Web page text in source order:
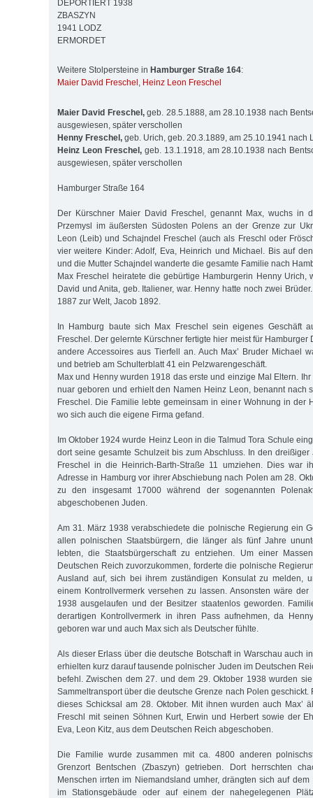
DEPORTIERT 1938
ZBASZYN
1941 LODZ
ERMORDET
Weitere Stolpersteine in Hamburger Straße 164:
Maier David Freschel , Heinz Leon Freschel
Maier David Freschel,geb. 28.5.1888, am 28.10.1938 nach
ausgewiesen, später verschollen
Henny Freschel, geb. Urich, geb. 20.3.1889, am 25.10.1941 nach
Heinz Leon Freschel,geb. 13.1.1918, am 28.10.1938 nach
ausgewiesen, später verschollen
Hamburger Straße 164
Der Kürschner Maier David Freschel, genannt Max, wuchs in
Przemysl im äußersten Südosten Polens an der Grenze zur
Leon (Leib) und Schajndel Freschel (auch als Freschl oder
vier weitere Kinder: Adolf, Eva, Heinrich und Michael. Bis auf
und die Mutter Schajn­del wanderte die gesamte Familie nach
Max Freschel heiratete die gebürtige Hamburgerin Henny Urich,
David und Anita, geb. Italiener, war. Henny hatte noch zwei
1887 zur Welt, Jacob 1892.
In Hamburg baute sich Max Freschel sein eigenes Geschäft
Freschel. Der gelernte Kürschner fertigte hier meist für Hamburger
andere Acces­soires aus Tierfell an. Auch Max’ Bruder Michael
und betrieb am Schulterblatt 41 ein Pelzwarengeschäft.
Max und Henny wurden 1918 das erste und einzige Mal Eltern.
nuar geboren und erhielt den Namen Heinz Leon, benannt nach
Fre­schel. Die Familie lebte gemeinsam in einer Wohnung in der
wo sich auch die eigene Firma gefand.
Im Oktober 1924 wurde Heinz Leon in die Talmud Tora Schule
dort seine gesamte Schulzeit bis zum Abschluss. In den dreißiger
Fre­schel in die Heinrich-Barth-Straße 11 umziehen. Dies war
Adresse in Hamburg vor ihrer Abschiebung nach Polen am 28.
zu den insge­samt 17000 während der sogenannten
abgeschobenen Juden.
Am 31. März 1938 verabschiedete die polnische Regierung ein
allen pol­nischen Staatsbürgern, die länger als fünf Jahre
lebten, die Staats­­bürgerschaft zu entziehen. Um einer
Deutschen Reich zu­vor­zukommen, forderte die polnische
Ausland auf, sich bei ihrem zuständigen Konsulat zu melden,
einem Kontrollvermerk versehen zu lassen. Ansonsten wäre der
1938 ausgelaufen und der Besitzer staa­­tenlos geworden.
derartigen Kontrollvermerk in ihren Pass auf­neh­men, da
geboren war und auch Max sich als Deutscher fühlte.
Als dieser Erlass über die deutsche Botschaft in Warschau auch
er­hiel­ten kurz darauf tausende polnischer Juden im Deutschen
be­fehl. Zwischen dem 27. und dem 29. Oktober 1938 wurden
Sam­meltransport über die deutsche Grenze nach Polen geschickt.
dieses Schicksal am 28. Oktober. Mit ihnen wurden auch Max’
Freschl mit seinen Söhnen Kurt, Erwin und Herbert sowie der
Eva, Leon Kitz, aus dem Deutschen Reich abgeschoben.
Die Familie wurde zusammen mit ca. 4800 anderen
Grenzort Bentschen (Zbaszyn) getrieben. Dort herrschten
Menschen irrten im Niemandsland umher, drängten sich auf
im Stationsgebäude oder auf einem der nahegelegenen